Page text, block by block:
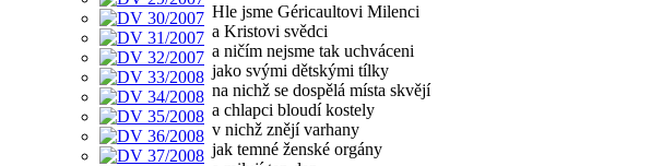
Hle jsme Géricaultovi Milenci
a Kristovi svědci
a ničím nejsme tak uchváceni
jako svými dětskými tílky
na nichž se dospělá místa skvějí
a chlapci bloudí kostely
v nichž znějí varhany
jak temné ženské orgány